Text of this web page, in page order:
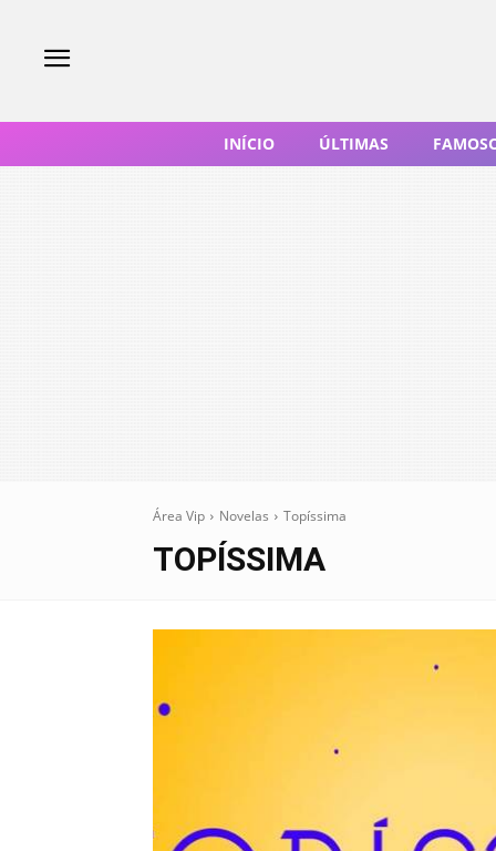
INÍCIO ÚLTIMAS
Área Vip Novelas Topíssima
TOPÍSSIMA